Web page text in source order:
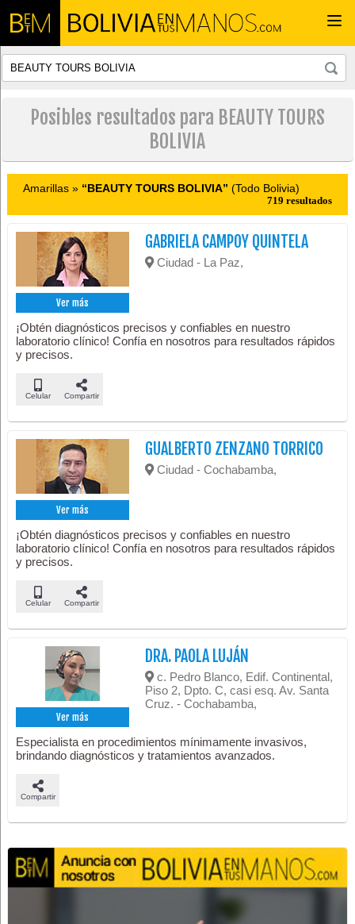
Posibles resultados para BEAUTY TOURS
BOLIVIA
Amarillas » “BEAUTY TOURS BOLIVIA” (Todo Bolivia)
719 resultados
Ver más
GABRIELA CAMPOY QUINTELA
Ciudad - La Paz,
¡Obtén diagnósticos precisos y confiables en nuestro
laboratorio clínico! Confía en nosotros para resultados rápidos
y precisos.
Celular Compartir
Ver más
GUALBERTO ZENZANO TORRICO
Ciudad - Cochabamba,
¡Obtén diagnósticos precisos y confiables en nuestro
laboratorio clínico! Confía en nosotros para resultados rápidos
y precisos.
Celular Compartir
Ver más
DRA. PAOLA LUJÁN
c. Pedro Blanco, Edif. Continental,
Piso 2, Dpto. C, casi esq. Av. Santa
Cruz. - Cochabamba,
Especialista en procedimientos mínimamente invasivos,
brindando diagnósticos y tratamientos avanzados.
Compartir